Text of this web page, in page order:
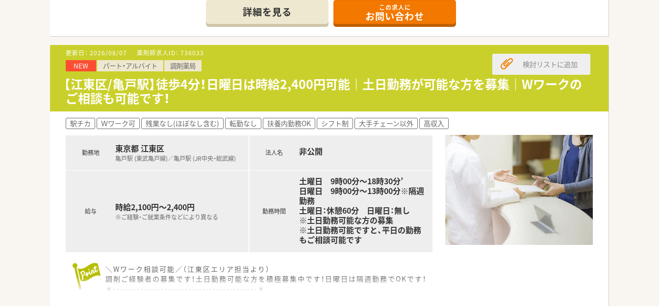
■ 関東・東海・北陸・関西地方にわたり広域なドミナント展開をしている調剤薬局チェーンでございます。
■ 病院前、駅前の医療モール、マンツーマンなど幅広い店舗形態で地域医療への貢献を目指しています。
■ 薬剤師の正社員比率が70%強と非常に高く、有給休暇取得率も80%とワークライフバランスを重視する社風です。
■ 全社平均の残業時間は月8時間程度と少なく、プライベートの時間を十分に確保できる勤務実態です。
【想定されるモデル年収】
■ 30歳の方をモデルとした場合、年収は500万円から530万円程度が想定される給与水準です。
■ 経験やスキルによって個別に給与交渉が可能であり、前職給与も考慮した上で決定されます。
■ 地方圏勤務や全国職を選択した場合には、さらなる年収アップや手当の支給が見込めます。
【こんな方にオススメ】
■ 全国転勤や頻繁な異動を望まず、腰を据えて地域に貢献したいと考えている薬剤師様に最適です。
■ 有給取得率が高く、残業が少ない環境で、プライベートと仕事を両立させたい方におすすめできます。
■ 多科目応需の環境で幅広い知識を習得し、薬剤師としてのスキルを高めたいとお考えの方に推奨します。
詳細を見る この求人に
お問い合わせ
更新日： 2026/08/07 薬剤師求人ID： 736033
NEW パート・アルバイト 調剤薬局
【江東区/亀戸駅】徒歩4分！日曜日は時給2,400円可能｜土日勤務が可能な方を募集｜Wワークの
ご相談も可能です！
検討リストに追加
駅チカ Ｗワーク可 残業なし(ほぼなし含む) 転勤なし 扶養内勤務OK シフト制 大手チェーン以外 高収入
勤務地 東京都 江東区
亀戸駅 (東武亀戸線)／亀戸駅 (JR中央・総武線)
給与 時給2,100円～2,400円
※ご経験・ご就業条件などにより異なる
法人名 非公開
勤務時間
土曜日 9時00分～18時30分’
日曜日 9時00分～13時00分※隔週
勤務
土曜日：休憩60分 日曜日：無し
※土日勤務可能な方の募集
※土日勤務可能ですと、平日の勤務
もご相談可能です
＼Wワーク相談可能／（江東区エリア担当より）
調剤ご経験者の募集です！土日勤務可能な方を積極募集中です！日曜日は隔週勤務でOKです！
＊------------------------------------------＊